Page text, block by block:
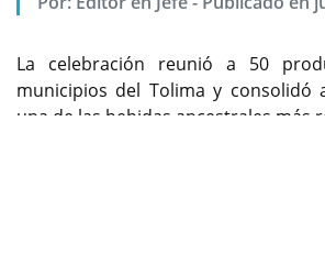
La celebración reunió a 50
municipios del Tolima y consolidó
una de las bebidas ancestrales más